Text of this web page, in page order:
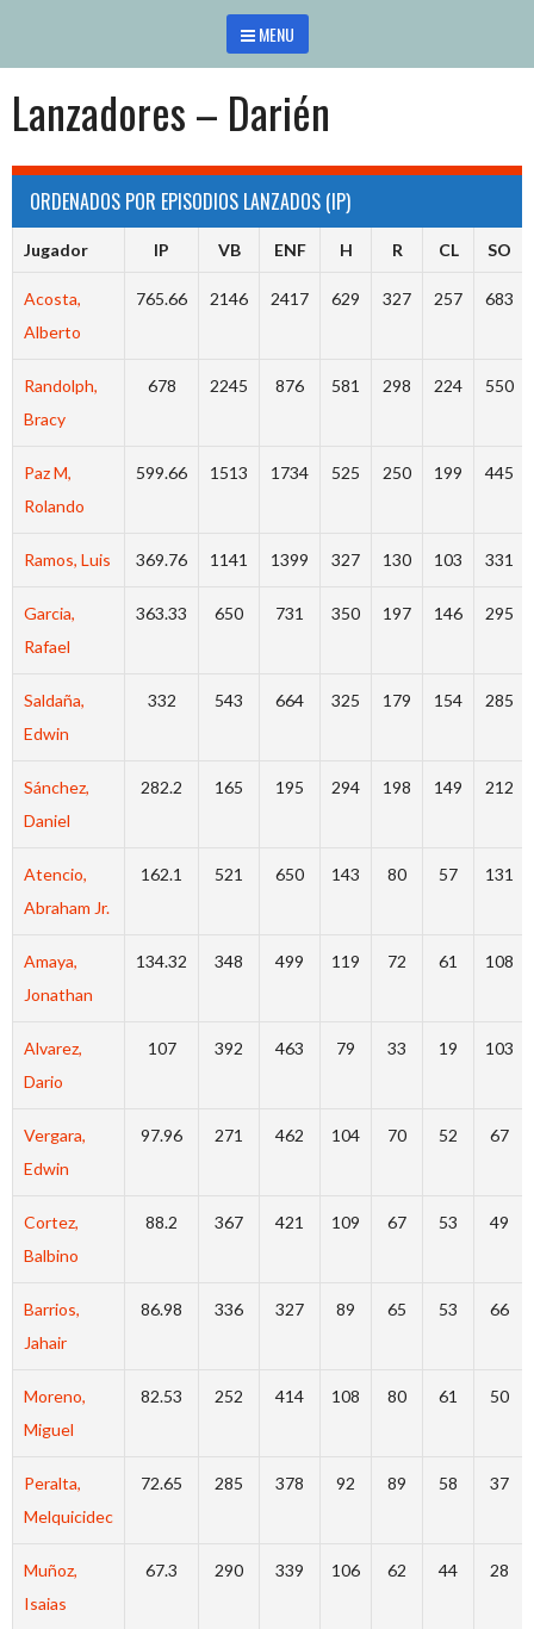
contenido
MENU
Lanzadores – Darién
ORDENADOS POR EPISODIOS LANZADOS (IP)
Jugador IP VB ENF H R CL SO
Acosta,
Alberto
765.66 2146 2417 629 327 257 683
Randolph,
Bracy
678 2245 876 581 298 224 550
Paz M,
Rolando
599.66 1513 1734 525 250 199 445
Ramos, Luis 369.76 1141 1399 327 130 103 331
Garcia,
Rafael
363.33 650 731 350 197 146 295
Saldaña,
Edwin
332 543 664 325 179 154 285
Sánchez,
Daniel
282.2 165 195 294 198 149 212
Atencio,
Abraham Jr.
162.1 521 650 143 80 57 131
Amaya,
Jonathan
134.32 348 499 119 72 61 108
Alvarez,
Dario
107 392 463 79 33 19 103
Vergara,
Edwin
97.96 271 462 104 70 52 67
Cortez,
Balbino
88.2 367 421 109 67 53 49
Barrios,
Jahair
86.98 336 327 89 65 53 66
Moreno,
Miguel
82.53 252 414 108 80 61 50
Peralta,
Melquicidec
72.65 285 378 92 89 58 37
Muñoz,
Isaias
67.3 290 339 106 62 44 28